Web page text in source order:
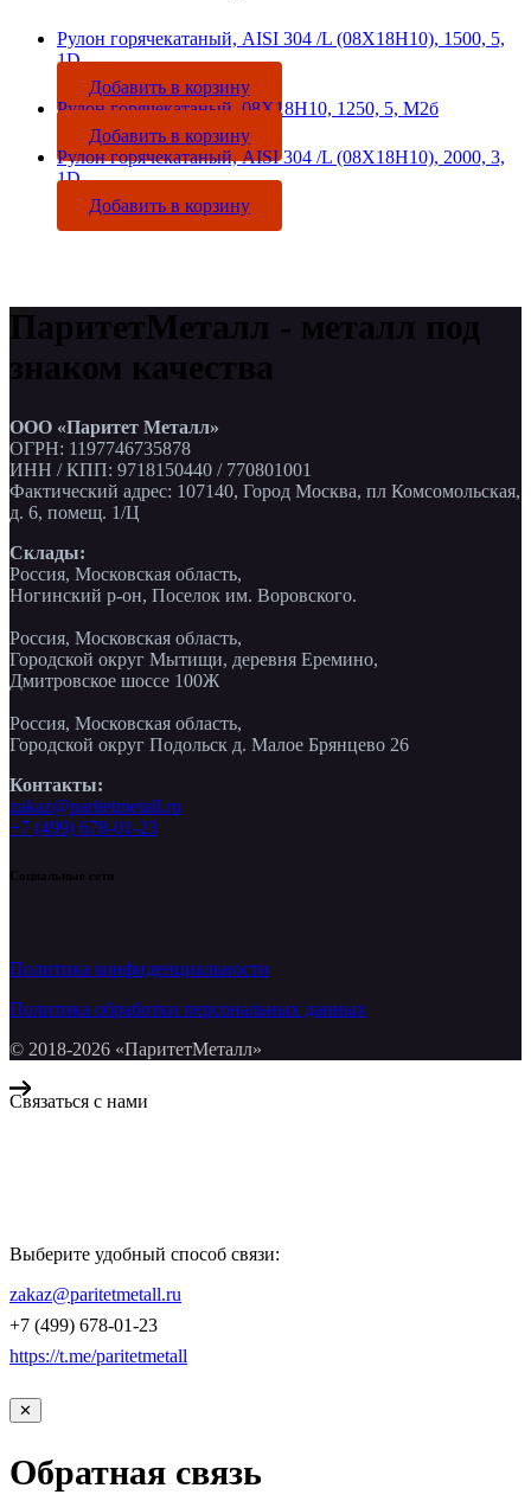
Рулон горячекатаный, AISI 304 /L (08Х18Н10), 1500, 5,
1D
Добавить в корзину
Рулон горячекатаный, 08Х18Н10, 1250, 5, М2б
Добавить в корзину
Рулон горячекатаный, AISI 304 /L (08Х18Н10), 2000, 3,
1D
Добавить в корзину
ПаритетМеталл - металл под
знаком качества
ООО «Паритет Металл»
ОГРН: 1197746735878
ИНН / КПП: 9718150440 / 770801001
Фактический адрес: 107140, Город Москва, пл Комсомольская,
д. 6, помещ. 1/Ц
Склады:
Россия, Московская область,
Ногинский р-он, Поселок им. Воровского.
Россия, Московская область,
Городской округ Мытищи, деревня Еремино,
Дмитровское шоссе 100Ж
Россия, Московская область,
Городской округ Подольск д. Малое Брянцево 26
Контакты:
zakaz@paritetmetall.ru
+7 (499) 678-01-23
Социальные сети
Политика конфиденциальности
Политика обработки персональных данных
© 2018-2026 «ПаритетМеталл»
Связаться с нами
Выберите удобный способ связи:
zakaz@paritetmetall.ru
+7 (499) 678-01-23
https://t.me/paritetmetall
✕
Обратная связь